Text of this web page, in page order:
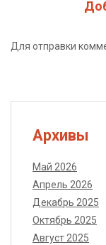
Для отправки
Архивы
Май 2026
Апрель 2026
Декабрь 2025
Октябрь 2025
Август 2025